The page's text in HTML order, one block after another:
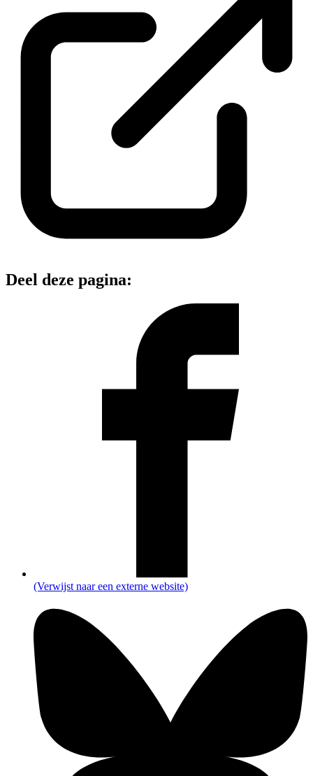
Deel deze pagina:
(Verwijst naar een externe website)